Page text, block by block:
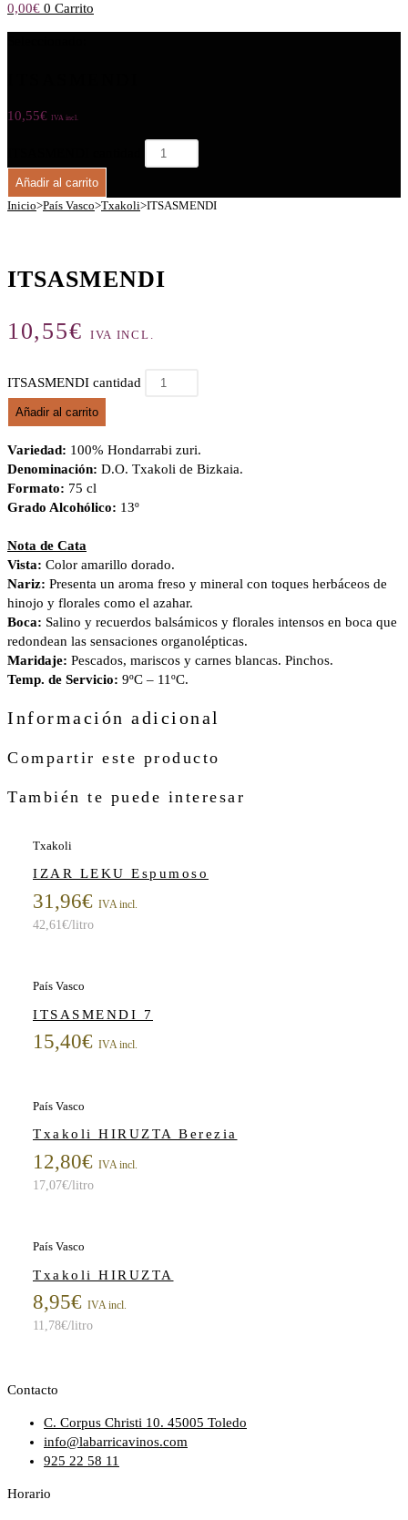
0,00€ 0 Carrito
10,55€ IVA incl.
Añadir al carrito
Inicio>País Vasco>Txakoli>ITSASMENDI
ITSASMENDI
10,55€ IVA INCL.
ITSASMENDI cantidad
Añadir al carrito
Variedad: 100% Hondarrabi zuri.
Denominación: D.O. Txakoli de Bizkaia.
Formato: 75 cl
Grado Alcohólico: 13º
Nota de Cata
Vista: Color amarillo dorado.
Nariz: Presenta un aroma freso y mineral con toques herbáceos de
hinojo y florales como el azahar.
Boca: Salino y recuerdos balsámicos y florales intensos en boca que
redondean las sensaciones organolépticas.
Maridaje: Pescados, mariscos y carnes blancas. Pinchos.
Temp. de Servicio: 9ºC – 11ºC.
Información adicional
Compartir este producto
También te puede interesar
Txakoli
IZAR LEKU Espumoso
31,96€ IVA incl.
42,61€/litro
País Vasco
ITSASMENDI 7
15,40€ IVA incl.
País Vasco
Txakoli HIRUZTA Berezia
12,80€ IVA incl.
17,07€/litro
País Vasco
Txakoli HIRUZTA
8,95€ IVA incl.
11,78€/litro
Contacto
C. Corpus Christi 10. 45005 Toledo
info@labarricavinos.com
925 22 58 11
Horario